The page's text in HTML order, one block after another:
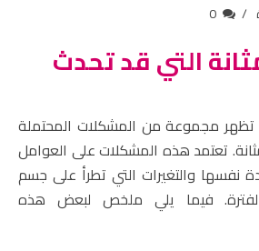
0
التي قد تحدث
تظهر مجموعة من المشكلات المحتملة
تعتمد هذه المشكلات على العوامل
نفسها والتغيرات التي تطرأ على جسم
فيما يلي ملخص لبعض هذه